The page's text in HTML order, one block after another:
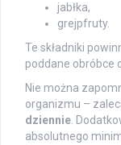
jabłka,
grejpfruty.
Te składniki
poddane obróbce
Nie można
organizmu –
dziennie .
absolutnego